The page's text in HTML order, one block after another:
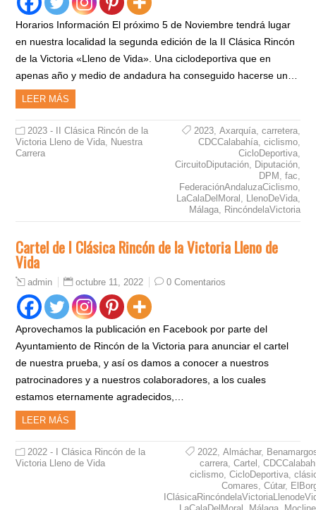
Horarios Información El próximo 5 de Noviembre tendrá lugar
en nuestra localidad la segunda edición de la II Clásica Rincón
de la Victoria «Lleno de Vida». Una ciclodeportiva que en
apenas año y medio de andadura ha conseguido hacerse un…
LEER MÁS
2023 - II Clásica Rincón de la
Victoria Lleno de Vida Nuestra
Carrera
2023, Axarquía, carretera,
CDCCalabahía, ciclismo,
CicloDeportiva,
CircuitoDiputación, Diputación,
DPM fac
FederaciónAndaluzaCiclismo,
LaCalaDelMoral
LlenoDeVida,
Málaga, RincóndelaVictoria
Cartel de I Clásica Rincón de la Victoria Lleno de
Vida
admin octubre 11, 2022 0 Comentarios
Aprovechamos la publicación en Facebook por parte del
Ayuntamiento de Rincón de la Victoria para anunciar el cartel
de nuestra prueba, y así os damos a conocer a nuestros
patrocinadores y a nuestros colaboradores, a los cuales
estamos eternamente agradecidos,…
LEER MÁS
2022 - I Clásica Rincón de la
Victoria Lleno de Vida
2022 ,Almáchar,
carrera ,Cartel ,
ciclismo ,CicloDeportiva ,
Comares ,Cútar,